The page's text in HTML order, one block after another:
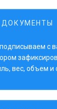
с
вес, объем и